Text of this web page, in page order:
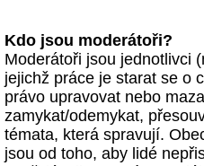
Kdo jsou moderátoři?
Moderátoři jsou jednotlivci
jejichž práce je starat se o
právo upravovat nebo
zamykat/odemykat,
témata, která spravují.
jsou od toho, aby lidé